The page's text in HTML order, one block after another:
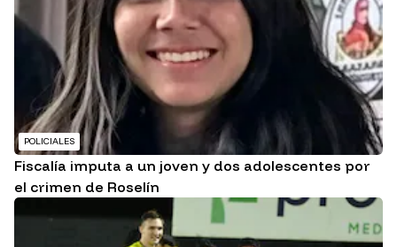
POLICIALES
Fiscalía imputa a un joven y dos adolescentes por
el crimen de Roselín